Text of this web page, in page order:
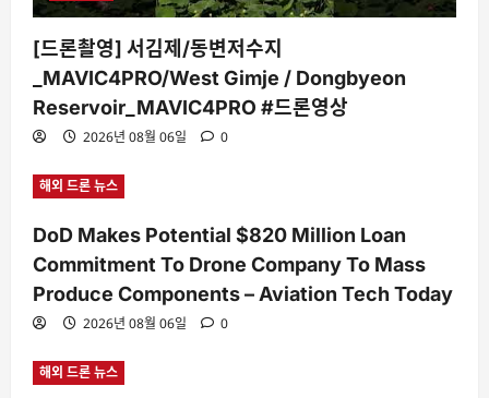
[드론촬영] 서김제/동변저수지
_MAVIC4PRO/West Gimje / Dongbyeon
Reservoir_MAVIC4PRO #드론영상
2026년 08월 06일 0
해외 드론 뉴스
DoD Makes Potential $820 Million Loan
Commitment To Drone Company To Mass
Produce Components – Aviation Tech Today
2026년 08월 06일 0
해외 드론 뉴스